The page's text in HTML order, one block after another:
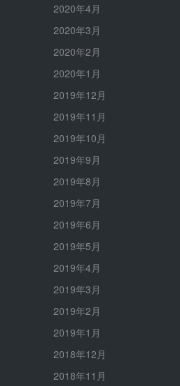
2020年4月
2020年3月
2020年2月
2020年1月
2019年12月
2019年11月
2019年10月
2019年9月
2019年8月
2019年7月
2019年6月
2019年5月
2019年4月
2019年3月
2019年2月
2019年1月
2018年12月
2018年11月